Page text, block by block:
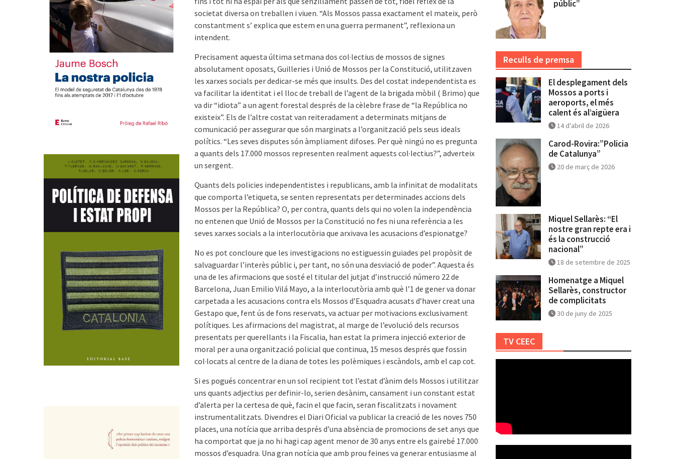
societat diversa on treballen i viuen. “Als Mossos passa exactament el mateix, però
constantment s’ explica que estem en una guerra permanent”, reflexiona un
intendent.
Precisament aquesta última setmana dos col·lectius de mossos de signes
absolutament oposats, Guilleries i Unió de Mossos per la Constitució, utilitzaven
les xarxes socials per dedicar-se més que insults. Des del costat independentista es
va facilitar la identitat i el lloc de treball de l’agent de la brigada mòbil ( Brimo) que
va dir “idiota” a un agent forestal després de la cèlebre frase de “la República no
existeix”. Els de l’altre costat van reiteradament a determinats mitjans de
comunicació per assegurar que són marginats a l’organització pels seus ideals
polítics. “Les seves disputes són àmpliament difoses. Per què ningú no es pregunta
a quants dels 17.000 mossos representen realment aquests col·lectius?”, adverteix
un sergent.
Quants dels policies independentistes i republicans, amb la in­finitat de modalitats
que comporta l’etiqueta, se senten representats per determinades accions dels
Mossos per la República? O, per contra, quants dels qui no volen la independència
no entenen que Unió de Mossos per la Constitució no fes ni una referència a les
seves xarxes socials a la interlocutòria que arxivava les acusacions d’es­pionatge?
No es pot concloure que les investigacions no estiguessin guiades pel propòsit de
salvaguardar l’interès públic i, per tant, no són una desviació de poder”. Aquesta és
una de les afirmacions que sosté el titular del jutjat d’instrucció número 22 de
Barcelona, Juan Emilio Vilá Mayo, a la interlocutòria amb què l’1 de gener va donar
carpetada a les acusacions contra els Mossos d’Esquadra acusats d’haver creat una
Gestapo que, fent ús de fons reservats, va actuar per motivacions exclusivament
polítiques. Les afirmacions del magistrat, al marge de l’evolució dels recursos
presentats per querellants i la Fiscalia, han estat la primera injecció exterior de
moral per a una organització policial que continua, 15 mesos després que fossin
col·locats al centre de la diana de totes les polèmiques i escàndols, amb el cap cot.
Si es pogués concentrar en un sol recipient tot l’estat d’ànim dels Mossos i utilitzar
uns quants adjectius per definir-lo, serien desànim, cansament i un constant estat
d’alerta per la certesa de què, facin el que facin, seran fiscalitzats i novament
instrumentalitzats. Divendres el Diari Oficial va publicar la creació de les noves 750
places, una notícia que arriba després d’una absència de promocions de set anys que
ha comportat que ja no hi hagi cap agent menor de 30 anys entre els gairebé 17.000
mossos d’esquadra. Una gran notícia que amb prou feines va generar entusiasme al
públic”
Reculls de premsa
El desplegament dels
Mossos a ports i
aeroports, el més
calent és al’aigüera
14 d'abril de 2026
Carod-Rovira:”Policia
de Catalunya”
20 de març de 2026
Miquel Sellarès: “El
nostre gran repte era i
és la construcció
nacional”
18 de setembre de 2025
Homenatge a Miquel
Sellarès, constructor
de complicitats
30 de juny de 2025
TV CEEC